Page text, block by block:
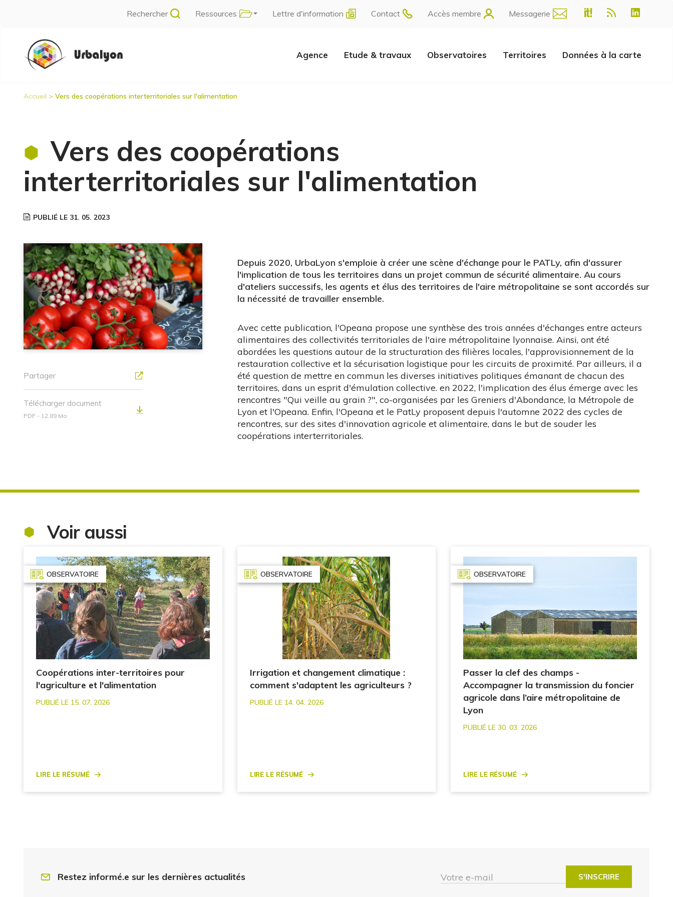
Rechercher Ressources Lettre d'information Contact Accès membre Messagerie
Navigation
principale
Agence Etude & travaux Observatoires Territoires Données à la carte
Accueil Vers des coopérations interterritoriales sur l'alimentation
Vers des coopérations
interterritoriales sur l'alimentation
PUBLIÉ LE 31. 05. 2023
Partager
Télécharger document
PDF - 12.89 Mo
Depuis 2020, UrbaLyon s'emploie à créer une scène d'échange pour le PATLy, afin d'assurer
l'implication de tous les territoires dans un projet commun de sécurité alimentaire. Au cours
d'ateliers successifs, les agents et élus des territoires de l'aire métropolitaine se sont accordés sur
la nécessité de travailler ensemble.
Avec cette publication, l'Opeana propose une synthèse des trois années d'échanges entre acteurs
alimentaires des collectivités territoriales de l'aire métropolitaine lyonnaise. Ainsi, ont été
abordées les questions autour de la structuration des filières locales, l'approvisionnement de la
restauration collective et la sécurisation logistique pour les circuits de proximité. Par ailleurs, il a
été question de mettre en commun les diverses initiatives politiques émanant de chacun des
territoires, dans un esprit d'émulation collective. en 2022, l'implication des élus émerge avec les
rencontres "Qui veille au grain ?", co-organisées par les Greniers d'Abondance, la Métropole de
Lyon et l'Opeana. Enfin, l'Opeana et le PatLy proposent depuis l'automne 2022 des cycles de
rencontres, sur des sites d'innovation agricole et alimentaire, dans le but de souder les
coopérations interterritoriales.
Voir aussi
OBSERVATOIRE
Coopérations inter-territoires pour
l'agriculture et l'alimentation
PUBLIÉ LE 15. 07. 2026
Lire le résumé
OBSERVATOIRE
Irrigation et changement climatique :
comment s'adaptent les agriculteurs ?
PUBLIÉ LE 14. 04. 2026
Lire le résumé
OBSERVATOIRE
Passer la clef des champs -
Accompagner la transmission du foncier
agricole dans l’aire métropolitaine de
Lyon
PUBLIÉ LE 30. 03. 2026
Lire le résumé
Restez informé.e sur les dernières actualités Votre e-mail